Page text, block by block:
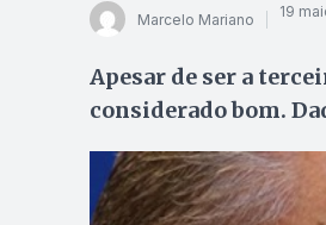
Marcelo Mariano 19
Apesar de ser a
considerado bom.